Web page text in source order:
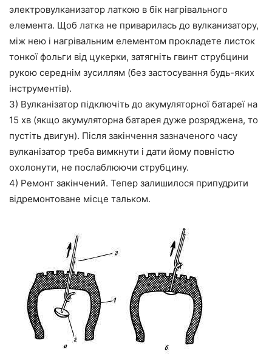
электровулканизатор латкою в бік нагрівального
елемента. Щоб латка не приварилась до вулканизатору,
між нею і нагрівальним елементом прокладете листок
тонкої фольги від цукерки, затягніть гвинт струбцини
рукою середнім зусиллям (без застосування будь-яких
інструментів).
3) Вулканізатор підключіть до акумуляторної батареї на
15 хв (якщо акумуляторна батарея дуже розряджена, то
пустіть двигун). Після закінчення зазначеного часу
вулканізатор треба вимкнути і дати йому повністю
охолонути, не послаблюючи струбцину.
4) Ремонт закінчений. Тепер залишилося припудрити
відремонтоване місце тальком.